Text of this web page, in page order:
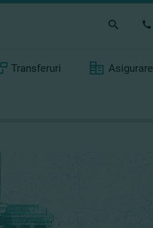
Transferuri Asigurare